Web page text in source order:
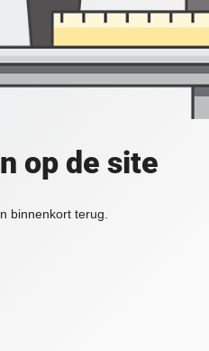
op de site
binnenkort terug.